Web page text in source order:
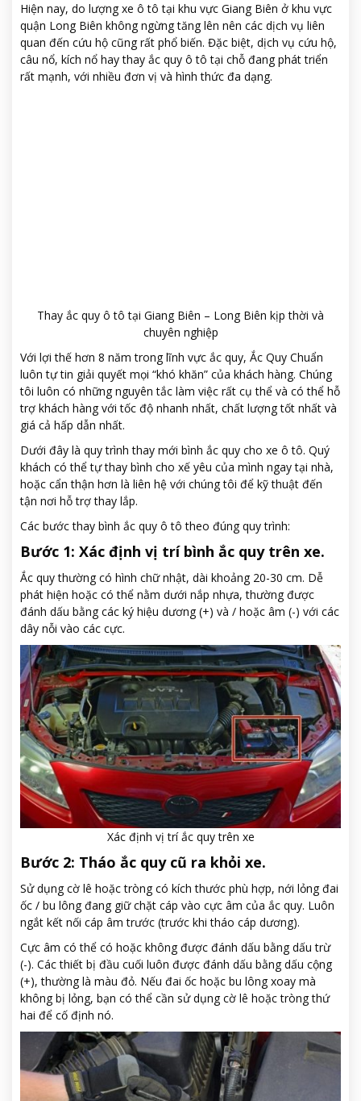
Hiện nay, do lượng xe ô tô tại khu vực Giang Biên ở khu vực
quận Long Biên không ngừng tăng lên nên các dịch vụ liên
quan đến cứu hộ cũng rất phổ biến. Đặc biệt, dịch vụ cứu hộ,
câu nổ, kích nổ hay thay ắc quy ô tô tại chỗ đang phát triển
rất mạnh, với nhiều đơn vị và hình thức đa dạng.
Thay ắc quy ô tô tại Giang Biên – Long Biên kịp thời và
chuyên nghiệp
Với lợi thế hơn 8 năm trong lĩnh vực ắc quy, Ắc Quy Chuẩn
luôn tự tin giải quyết mọi “khó khăn” của khách hàng. Chúng
tôi luôn có những nguyên tắc làm việc rất cụ thể và có thể hỗ
trợ khách hàng với tốc độ nhanh nhất, chất lượng tốt nhất và
giá cả hấp dẫn nhất.
Dưới đây là quy trình thay mới bình ắc quy cho xe ô tô. Quý
khách có thể tự thay bình cho xế yêu của mình ngay tại nhà,
hoặc cẩn thận hơn là liên hệ với chúng tôi để kỹ thuật đến
tận nơi hỗ trợ thay lắp.
Các bước thay bình ắc quy ô tô theo đúng quy trình:
Bước 1: Xác định vị trí bình ắc quy trên xe.
Ắc quy thường có hình chữ nhật, dài khoảng 20-30 cm. Dễ
phát hiện hoặc có thể nằm dưới nắp nhựa, thường được
đánh dấu bằng các ký hiệu dương (+) và / hoặc âm (-) với các
dây nỗi vào các cực.
Xác định vị trí ắc quy trên xe
Bước 2: Tháo ắc quy cũ ra khỏi xe.
Sử dụng cờ lê hoặc tròng có kích thước phù hợp, nới lỏng đai
ốc / bu lông đang giữ chặt cáp vào cực âm của ắc quy. Luôn
ngắt kết nối cáp âm trước (trước khi tháo cáp dương).
Cực âm có thể có hoặc không được đánh dấu bằng dấu trừ
(-). Các thiết bị đầu cuối luôn được đánh dấu bằng dấu cộng
(+), thường là màu đỏ. Nếu đai ốc hoặc bu lông xoay mà
không bị lỏng, bạn có thể cần sử dụng cờ lê hoặc tròng thứ
hai để cố định nó.